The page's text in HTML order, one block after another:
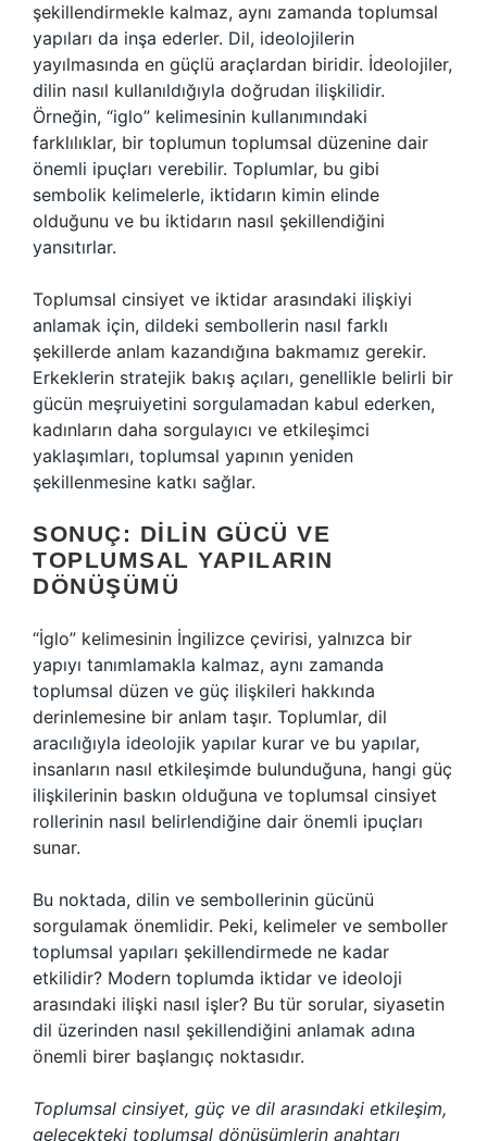
şekillendirmekle kalmaz, aynı zamanda toplumsal
yapıları da inşa ederler. Dil, ideolojilerin
yayılmasında en güçlü araçlardan biridir. İdeolojiler,
dilin nasıl kullanıldığıyla doğrudan ilişkilidir.
Örneğin, “iglo” kelimesinin kullanımındaki
farklılıklar, bir toplumun toplumsal düzenine dair
önemli ipuçları verebilir. Toplumlar, bu gibi
sembolik kelimelerle, iktidarın kimin elinde
olduğunu ve bu iktidarın nasıl şekillendiğini
yansıtırlar.
Toplumsal cinsiyet ve iktidar arasındaki ilişkiyi
anlamak için, dildeki sembollerin nasıl farklı
şekillerde anlam kazandığına bakmamız gerekir.
Erkeklerin stratejik bakış açıları, genellikle belirli bir
gücün meşruiyetini sorgulamadan kabul ederken,
kadınların daha sorgulayıcı ve etkileşimci
yaklaşımları, toplumsal yapının yeniden
şekillenmesine katkı sağlar.
SONUÇ: DILIN GÜCÜ VE
TOPLUMSAL YAPILARIN
DÖNÜŞÜMÜ
“İglo” kelimesinin İngilizce çevirisi, yalnızca bir
yapıyı tanımlamakla kalmaz, aynı zamanda
toplumsal düzen ve güç ilişkileri hakkında
derinlemesine bir anlam taşır. Toplumlar, dil
aracılığıyla ideolojik yapılar kurar ve bu yapılar,
insanların nasıl etkileşimde bulunduğuna, hangi güç
ilişkilerinin baskın olduğuna ve toplumsal cinsiyet
rollerinin nasıl belirlendiğine dair önemli ipuçları
sunar.
Bu noktada, dilin ve sembollerinin gücünü
sorgulamak önemlidir. Peki, kelimeler ve semboller
toplumsal yapıları şekillendirmede ne kadar
etkilidir? Modern toplumda iktidar ve ideoloji
arasındaki ilişki nasıl işler? Bu tür sorular, siyasetin
dil üzerinden nasıl şekillendiğini anlamak adına
önemli birer başlangıç noktasıdır.
Toplumsal cinsiyet, güç ve dil arasındaki etkileşim,
gelecekteki toplumsal dönüşümlerin anahtarı